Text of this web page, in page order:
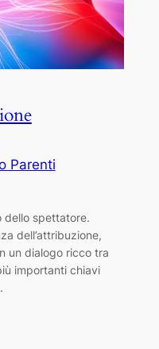
Parenti
dello spettatore.
dell’attribuzione,
un dialogo ricco tra
importanti chiavi